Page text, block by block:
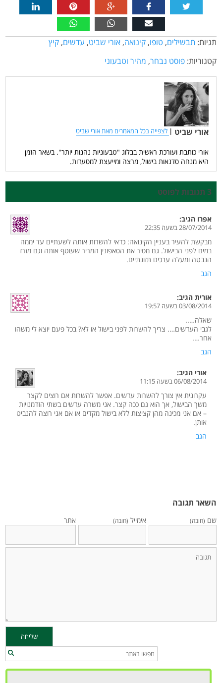
תגיות: תבשילים, טופו, קינואה, אורי שביט, עדשים, קיץ
קטגוריות: פוסט נבחר, מהיר וטבעוני
אורי שביט | לצפייה בכל המאמרים מאת אורי שביט
אורי כותבת ועורכת ראשית בבלוג "טבעוניות נהנות יותר". בשאר הזמן
היא מנחה סדנאות בישול, מרצה ומייעצת למסעדות.
3 תגובות לפוסט
אפרו הגיב:
28/07/2014 בשעה 22:35
מבקשת להעיר בעניין הקינואה: כדאי להשרות אותה לשעתיים עד יממה
במים לפני הבישול. גם מסיר את הסאפונין המריר שעוטף אותה וגם מזרז
הנבטה ומעלה ערכים תזונתיים.
הגב
אורית הגיב:
03/08/2014 בשעה 19:57
שאלה…..
לגבי העדשים…. צריך להשרות לפני בישול או לא? בכל פעם יוצא לי משהו
אחר….
הגב
אורי הגיב:
06/08/2014 בשעה 11:15
עקרונית אין צורך להשרות עדשים. אפשר להשרות אם רוצים לקצר
משך הבישול, אך הוא גם ככה קצר. אני משרה עדשים בשתי הזדמנויות
– אם אני מכינה מהן קציצות ללא בישול מקדים או אם אני רוצה להנביט
אותן.
הגב
השאר תגובה
שם (חובה) אימייל (חובה) אתר